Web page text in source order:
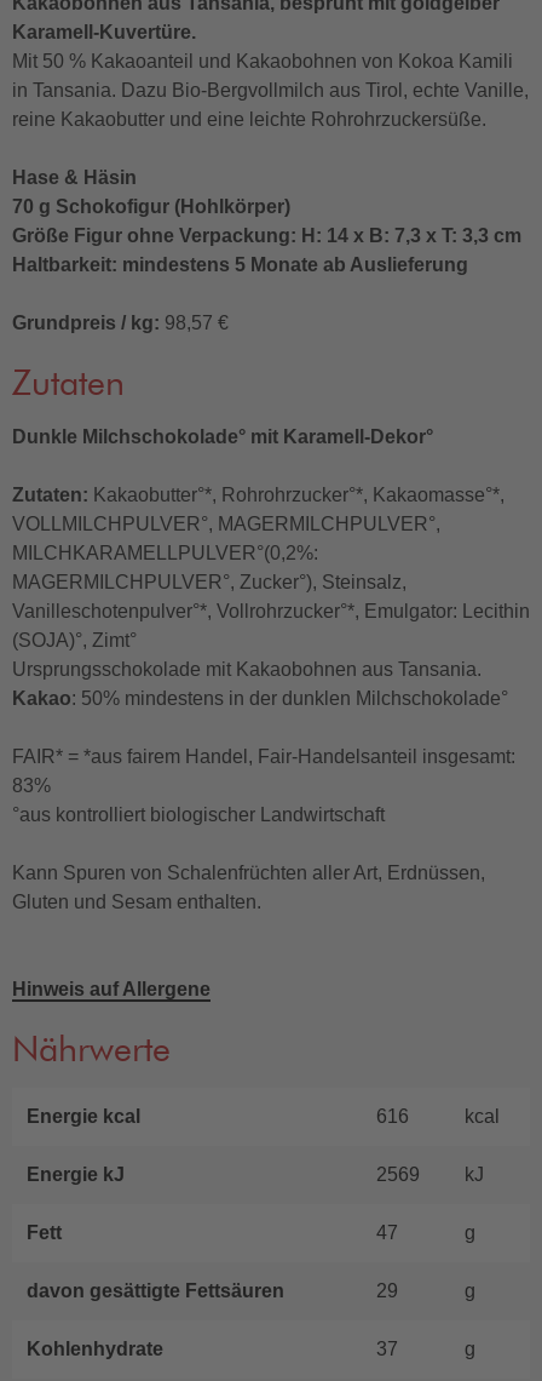
Karamell-Kuvertüre.
Mit 50 % Kakaoanteil und Kakaobohnen von Kokoa Kamili
in Tansania. Dazu Bio-Bergvollmilch aus Tirol, echte Vanille,
reine Kakaobutter und eine leichte Rohrohrzuckersüße.
Hase & Häsin
70 g Schokofigur (Hohlkörper)
Größe Figur ohne Verpackung: H: 14 x B: 7,3 x T: 3,3 cm
Haltbarkeit: mindestens 5 Monate ab Auslieferung
Grundpreis / kg: 98,57 €
Zutaten
Dunkle Milchschokolade° mit Karamell-Dekor°
Zutaten: Kakaobutter°*, Rohrohrzucker°*, Kakaomasse°*,
VOLLMILCHPULVER°, MAGERMILCHPULVER°,
MILCHKARAMELLPULVER°(0,2%:
MAGERMILCHPULVER°, Zucker°), Steinsalz,
Vanilleschotenpulver°*, Vollrohrzucker°*, Emulgator: Lecithin
(SOJA)°, Zimt°
Ursprungsschokolade mit Kakaobohnen aus Tansania.
Kakao: 50% mindestens in der dunklen Milchschokolade°
FAIR* = *aus fairem Handel, Fair-Handelsanteil insgesamt:
83%
°aus kontrolliert biologischer Landwirtschaft
Kann Spuren von Schalenfrüchten aller Art, Erdnüssen,
Gluten und Sesam enthalten.
Hinweis auf Allergene
Nährwerte
Energie kcal 616 kcal
Energie kJ 2569 kJ
Fett 47 g
davon gesättigte Fettsäuren 29 g
Kohlenhydrate 37 g